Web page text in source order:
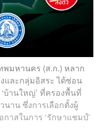
พมหานคร (ส.ก.) หลาก
และกลุ่มอิสระ ได้ซ่อน
บ้านใหญ่’ ที่ครองพื้นที่
นาน ซึ่งการเลือกตั้งผู้
าสในการ ‘รักษาแชมป์’